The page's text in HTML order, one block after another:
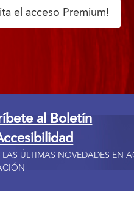
el acceso Premium!
al Boletín
ÚLTIMAS NOVEDADES EN